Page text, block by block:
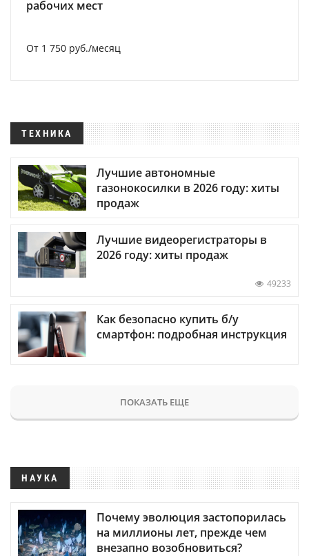
рабочих мест
От 1 750 руб./месяц
ТЕХНИКА
Лучшие автономные
газонокосилки в 2026 году: хиты
продаж
Лучшие видеорегистраторы в
2026 году: хиты продаж
49233
Как безопасно купить б/у
смартфон: подробная инструкция
ПОКАЗАТЬ ЕЩЕ
НАУКА
Почему эволюция застопорилась
на миллионы лет, прежде чем
внезапно возобновиться?